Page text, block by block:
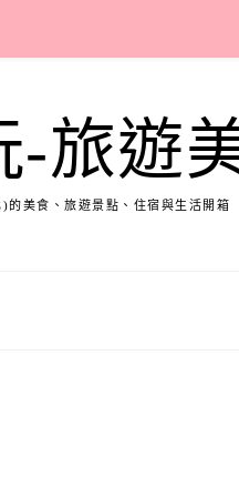
-旅遊
的美食、旅遊景點、住宿與生活開箱